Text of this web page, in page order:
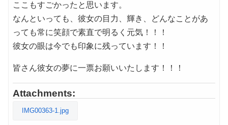
ここもすごかったと思います。
なんといっても、彼女の目力、輝き、どんなことがあ
っても常に笑顔で素直で明るく元気！！！
彼女の眼は今でも印象に残っています！！
皆さん彼女の夢に一票お願いいたします！！！
Attachments:
IMG00363-1.jpg